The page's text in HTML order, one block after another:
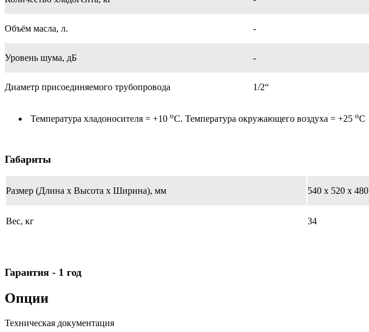
Объём масла, л. -
Уровень шума, дБ -
Диаметр присоединяемого трубопровода 1/2“
Температура хладоносителя = +10 оС. Температура окружающего воздуха = +25 оС
Габариты
Размер (Длина х Высота х Ширина), мм 540 х 520 х 480
Вес, кг 34
Гарантия - 1 год
Опции
Техническая документация